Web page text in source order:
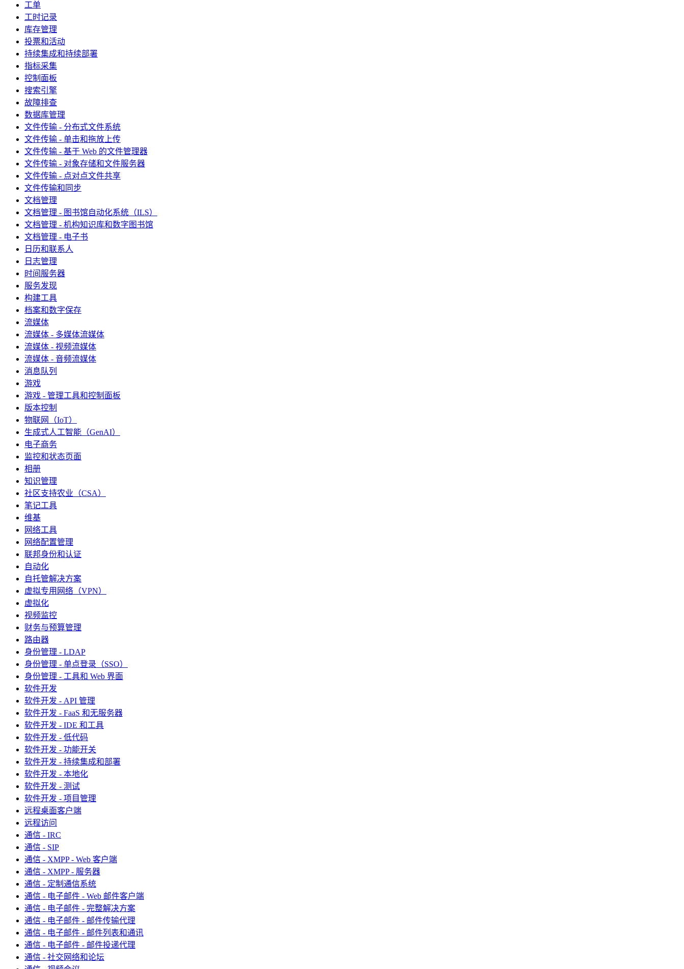
工单
工时记录
库存管理
投票和活动
持续集成和持续部署
指标采集
控制面板
搜索引擎
故障排查
数据库管理
文件传输 - 分布式文件系统
文件传输 - 单击和拖放上传
文件传输 - 基于 Web 的文件管理器
文件传输 - 对象存储和文件服务器
文件传输 - 点对点文件共享
文件传输和同步
文档管理
文档管理 - 图书馆自动化系统（ILS）
文档管理 - 机构知识库和数字图书馆
文档管理 - 电子书
日历和联系人
日志管理
时间服务器
服务发现
构建工具
档案和数字保存
流媒体
流媒体 - 多媒体流媒体
流媒体 - 视频流媒体
流媒体 - 音频流媒体
消息队列
游戏
游戏 - 管理工具和控制面板
版本控制
物联网（IoT）
生成式人工智能（GenAI）
电子商务
监控和状态页面
相册
知识管理
社区支持农业（CSA）
笔记工具
维基
网络工具
网络配置管理
联邦身份和认证
自动化
自托管解决方案
虚拟专用网络（VPN）
虚拟化
视频监控
财务与预算管理
路由器
身份管理 - LDAP
身份管理 - 单点登录（SSO）
身份管理 - 工具和 Web 界面
软件开发
软件开发 - API 管理
软件开发 - FaaS 和无服务器
软件开发 - IDE 和工具
软件开发 - 低代码
软件开发 - 功能开关
软件开发 - 持续集成和部署
软件开发 - 本地化
软件开发 - 测试
软件开发 - 项目管理
远程桌面客户端
远程访问
通信 - IRC
通信 - SIP
通信 - XMPP - Web 客户端
通信 - XMPP - 服务器
通信 - 定制通信系统
通信 - 电子邮件 - Web 邮件客户端
通信 - 电子邮件 - 完整解决方案
通信 - 电子邮件 - 邮件传输代理
通信 - 电子邮件 - 邮件列表和通讯
通信 - 电子邮件 - 邮件投递代理
通信 - 社交网络和论坛